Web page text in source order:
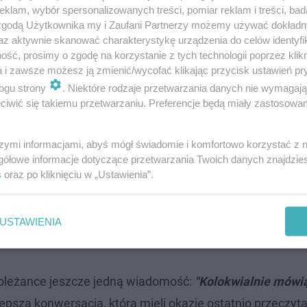
Steczkowską
Eurowizji i wyjść wówczas na scenę. Stres, emocje,
w 2016 roku i z utworem "Color of Your Life" zajął
koleżankę z branży i na chwilę przed jej
Gdy artystka zeszła ze sceny chwyciła za telefon i
co się dało
jeszcze jedną wiadomość: "Kolokwialnie
konwersacja, którą mieli okazję ostatnio
wybór spersonalizowanych treści, pomiar reklam i treści,
Użytkownika my i Zaufani Partnerzy możemy używać
aktywnie skanować charakterystykę urządzenia do celów
prosimy o zgodę na korzystanie z tych technologii poprzez
i zawsze możesz ją zmienić/wycofać klikając przycisk ustawień
strony
. Niektóre rodzaje przetwarzania danych nie
się takiemu przetwarzaniu. Preferencje będą miały
informacjami, abyś mógł świadomie i komfortowo korzystać z
informacje dotyczące przetwarzania Twoich danych
oraz po kliknięciu w „Ustawienia”.
USTAWIENIA